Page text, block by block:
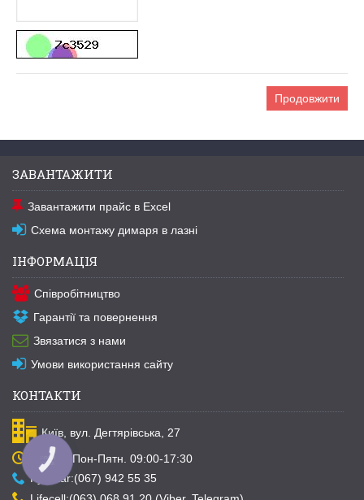
ЗАВАНТАЖИТИ
Завантажити прайс в Excel
Схема монтажу димаря в лазні
ІНФОРМАЦІЯ
Співробітництво
Гарантії та повернення
Звязатися з нами
Умови використання сайту
КОНТАКТИ
Київ, вул. Дегтярівська, 27
Графік: Пон-Пятн. 09:00-17:30
Kyivstar:(067) 942 55 35
КНОПКА
ЗВ'ЯЗКУ